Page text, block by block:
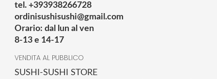
tel. +393938266728
ordinisushisushi@gmail.com
Orario: dal lun al ven
8-13 e 14-17
VENDITA AL PUBBLICO
SUSHI-SUSHI STORE